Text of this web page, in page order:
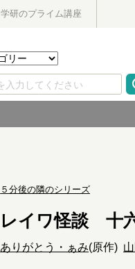
学研のプライム講座
５分後の隣のシリーズ
レイワ怪談 十
ありがとう・ぁみ(原作)